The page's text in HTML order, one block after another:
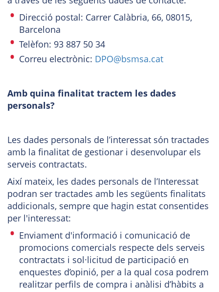
Direcció postal: Carrer Calàbria, 66, 08015,
Barcelona
Telèfon: 93 887 50 34
Correu electrònic: DPO@bsmsa.cat
Amb quina finalitat tractem les dades
personals?
Les dades personals de l’interessat són tractades
amb la finalitat de gestionar i desenvolupar els
serveis contractats.
Així mateix, les dades personals de l’Interessat
podran ser tractades amb les següents finalitats
addicionals, sempre que hagin estat consentides
per l'interessat:
Enviament d'informació i comunicació de
promocions comercials respecte dels serveis
contractats i sol·licitud de participació en
enquestes d’opinió, per a la qual cosa podrem
realitzar perfils de compra i anàlisi d’hàbits a